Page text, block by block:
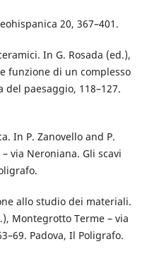
20, 367–401.
In G. Rosada (ed.),
funzione di un complesso
paesaggio, 118–127.
In P. Zanovello and P.
via Neroniana. Gli scavi
allo studio dei materiali.
Montegrotto Terme – via
Padova, Il Poligrafo.